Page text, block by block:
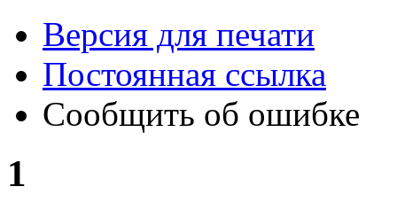
Версия для печати
Постоянная ссылка
Сообщить об ошибке
1